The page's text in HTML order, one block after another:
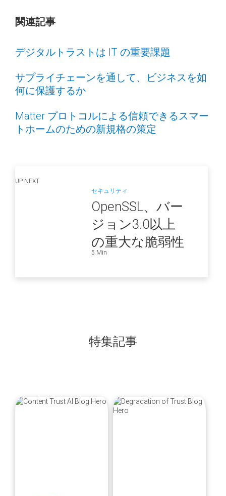
関連記事
デジタルトラストは IT の重要課題
サプライチェーンを通して、ビジネスを如
何に保護するか
Matter プロトコルによる信頼できるスマー
トホームのための新規格の策定
UP NEXT
セキュリティ
OpenSSL、バー
ジョン3.0以上
の重大な脆弱性
に対するパッチ
をリリース
5 Min
特集記事
blog
blog
url